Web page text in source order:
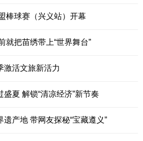
棒球赛（兴义站）开幕
就把苗绣带上“世界舞台”
激活文旅新活力
夏 解锁“清凉经济”新节奏
产地 带网友探秘“宝藏遵义”